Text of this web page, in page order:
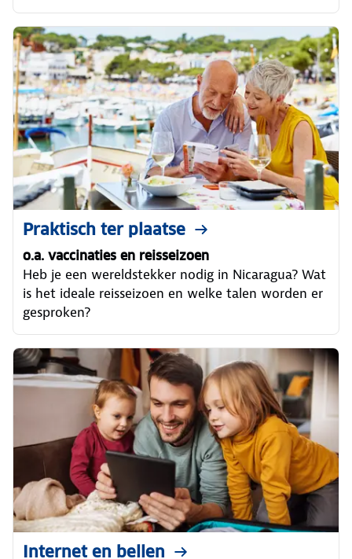
Praktisch ter plaatse
o.a. vaccinaties en reisseizoen
Heb je een wereldstekker nodig in Nicaragua? Wat
is het ideale reisseizoen en welke talen worden er
gesproken?
Internet en bellen